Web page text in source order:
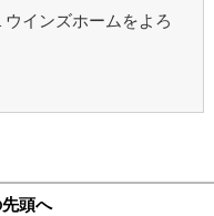
インズホームをよろ
頭へ